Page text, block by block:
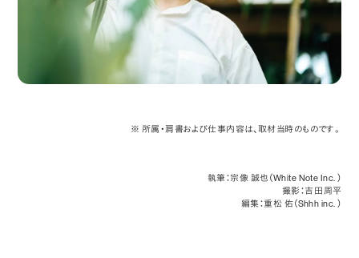
※ 所属・肩書および仕事内容は、取材当時のものです。
執筆：宗像 誠也（White Note Inc. ）
撮影：吉田 周平
編集：重松 佑（Shhh inc. ）